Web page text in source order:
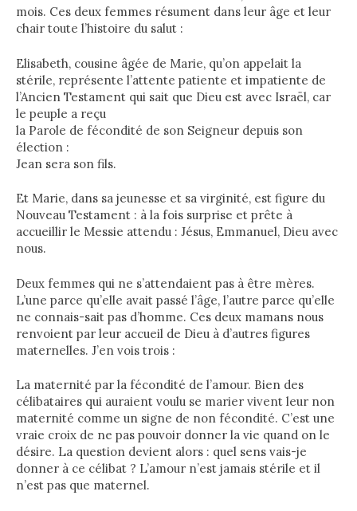
mois. Ces deux femmes résument dans leur âge et leur
chair toute l’histoire du salut :
Elisabeth, cousine âgée de Marie, qu’on appelait la
stérile, représente l’attente patiente et impatiente de
l’Ancien Testament qui sait que Dieu est avec Israël, car
le peuple a reçu
la Parole de fécondité de son Seigneur depuis son
élection :
Jean sera son fils.
Et Marie, dans sa jeunesse et sa virginité, est figure du
Nouveau Testament : à la fois surprise et prête à
accueillir le Messie attendu : Jésus, Emmanuel, Dieu avec
nous.
Deux femmes qui ne s’attendaient pas à être mères.
L’une parce qu’elle avait passé l’âge, l’autre parce qu’elle
ne connais-sait pas d’homme. Ces deux mamans nous
renvoient par leur accueil de Dieu à d’autres figures
maternelles. J’en vois trois :
La maternité par la fécondité de l’amour. Bien des
célibataires qui auraient voulu se marier vivent leur non
maternité comme un signe de non fécondité. C’est une
vraie croix de ne pas pouvoir donner la vie quand on le
désire. La question devient alors : quel sens vais-je
donner à ce célibat ? L’amour n’est jamais stérile et il
n’est pas que maternel.